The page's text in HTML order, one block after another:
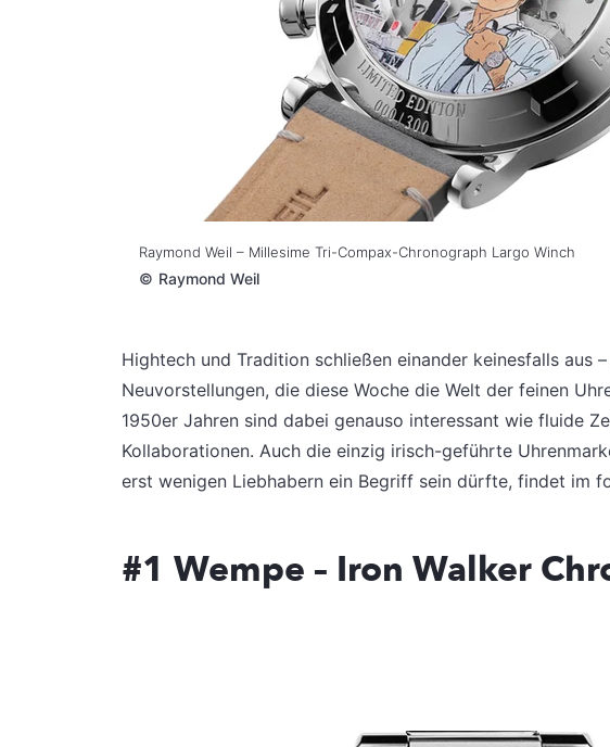
Raymond Weil – Millesime Tri-Compax-Chronograph Largo Winch
© Raymond Weil
Hightech und Tradition schließen einander keinesfalls aus
Neuvorstellungen, die diese Woche die Welt der feinen
1950er Jahren sind dabei genauso interessant wie fluide
Kollaborationen. Auch die einzig irisch-geführte
erst wenigen Liebhabern ein Begriff sein dürfte, findet im
#1 Wempe – Iron Walker